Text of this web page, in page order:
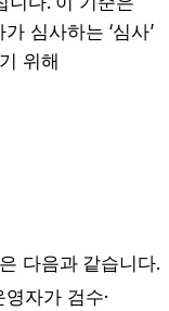
심사하는 ‘심사’
위해
다음과 같습니다.
자가 검수·